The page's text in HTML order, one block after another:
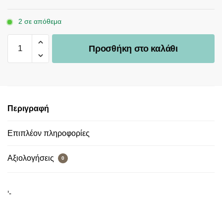
2 σε απόθεμα
Προσθήκη στο καλάθι
Περιγραφή
Επιπλέον πληροφορίες
Αξιολογήσεις 0
‘-